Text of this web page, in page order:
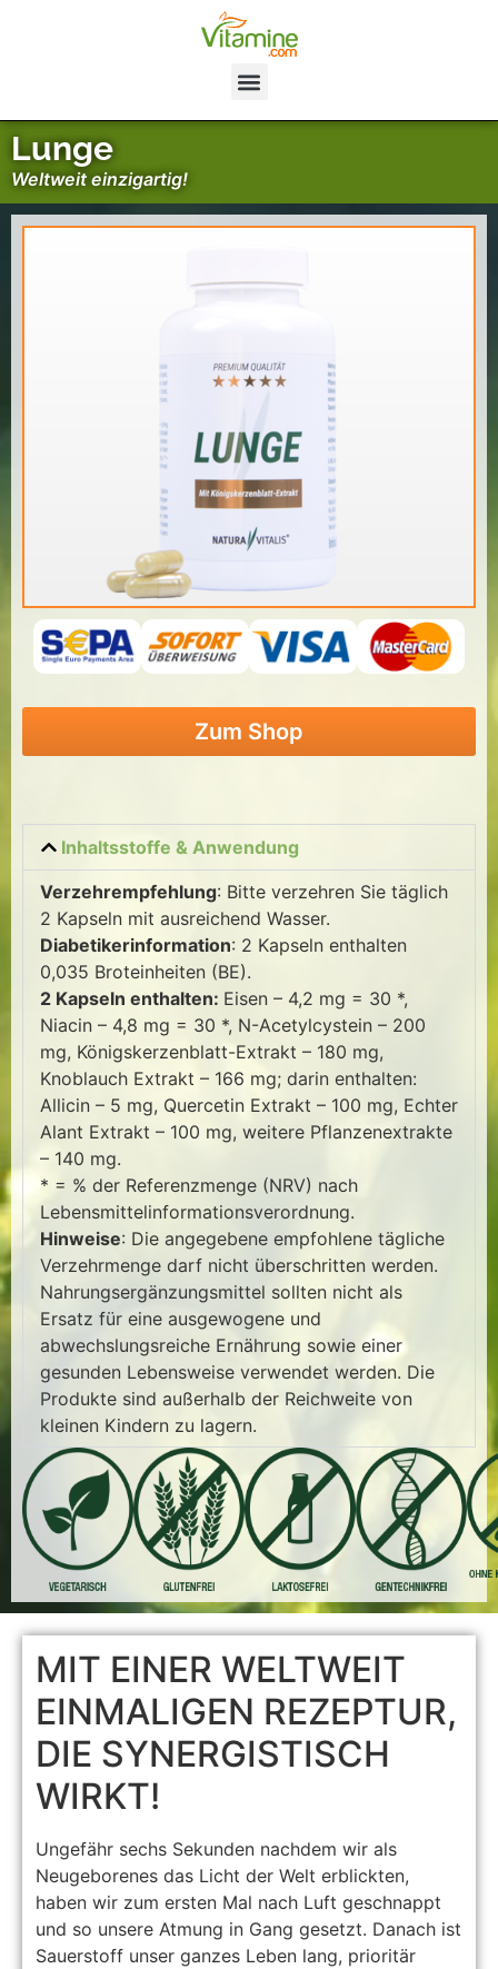
Lunge
Weltweit einzigartig!
Zum Shop
Inhaltsstoffe & Anwendung
Verzehrempfehlung: Bitte verzehren Sie täglich
2 Kapseln mit ausreichend Wasser.
Diabetikerinformation: 2 Kapseln enthalten
0,035 Broteinheiten (BE).
2 Kapseln enthalten: Eisen – 4,2 mg = 30 *,
Niacin – 4,8 mg = 30 *, N-Acetylcystein – 200
mg, Königskerzenblatt-Extrakt – 180 mg,
Knoblauch Extrakt – 166 mg; darin enthalten:
Allicin – 5 mg, Quercetin Extrakt – 100 mg, Echter
Alant Extrakt – 100 mg, weitere Pflanzenextrakte
– 140 mg.
* = % der Referenzmenge (NRV) nach
Lebensmittelinformationsverordnung.
Hinweise: Die angegebene empfohlene tägliche
Verzehrmenge darf nicht überschritten werden.
Nahrungsergänzungsmittel sollten nicht als
Ersatz für eine ausgewogene und
abwechslungsreiche Ernährung sowie einer
gesunden Lebensweise verwendet werden. Die
Produkte sind außerhalb der Reichweite von
kleinen Kindern zu lagern.
MIT EINER WELTWEIT
EINMALIGEN REZEPTUR,
DIE SYNERGISTISCH
WIRKT!
Ungefähr sechs Sekunden nachdem wir als
Neugeborenes das Licht der Welt erblickten,
haben wir zum ersten Mal nach Luft geschnappt
und so unsere Atmung in Gang gesetzt. Danach ist
Sauerstoff unser ganzes Leben lang, prioritär